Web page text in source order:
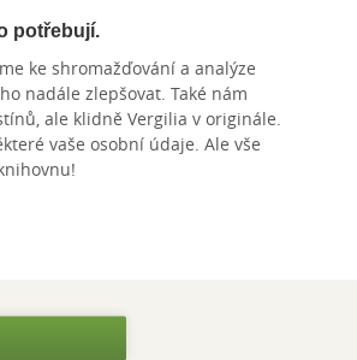
potřebují.
ke shromažďování a analýze
nadále zlepšovat. Také nám
ale klidně Vergilia v originále.
vaše osobní údaje. Ale vše